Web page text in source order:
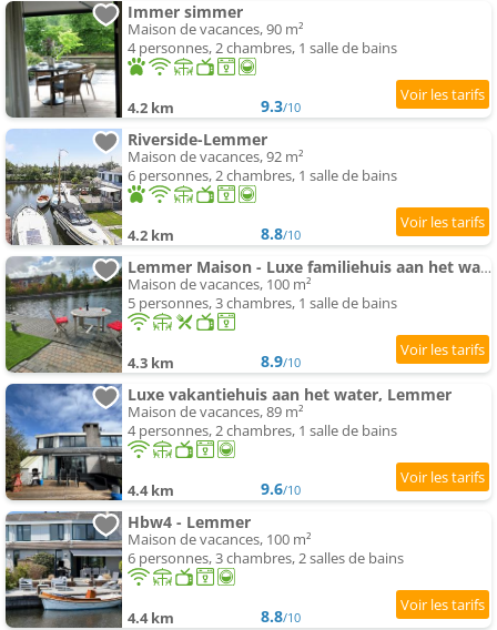
Immer simmer
Maison de vacances, 90 m²
4 personnes, 2 chambres, 1 salle de bains
4.2 km 9.3/10
Riverside-Lemmer
Maison de vacances, 92 m²
6 personnes, 2 chambres, 1 salle de bains
4.2 km 8.8/10
Lemmer Maison - Luxe familiehuis aan het water
Maison de vacances, 100 m²
5 personnes, 3 chambres, 1 salle de bains
4.3 km 8.9/10
Luxe vakantiehuis aan het water, Lemmer
Maison de vacances, 89 m²
4 personnes, 2 chambres, 1 salle de bains
4.4 km 9.6/10
Hbw4 - Lemmer
Maison de vacances, 100 m²
6 personnes, 3 chambres, 2 salles de bains
4.4 km 8.8/10